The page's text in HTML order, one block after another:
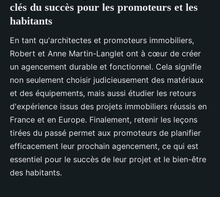
clés du succès pour les promoteurs et les
habitants
En tant qu'architectes et promoteurs immobiliers,
Robert et Anne Martin-Langlet ont à cœur de créer
un agencement durable et fonctionnel. Cela signifie
non seulement choisir judicieusement des matériaux
et des équipements, mais aussi étudier les retours
d'expérience issus des projets immobiliers réussis en
France et en Europe. Finalement, retenir les leçons
tirées du passé permet aux promoteurs de planifier
efficacement leur prochain agencement, ce qui est
essentiel pour le succès de leur projet et le bien-être
des habitants.